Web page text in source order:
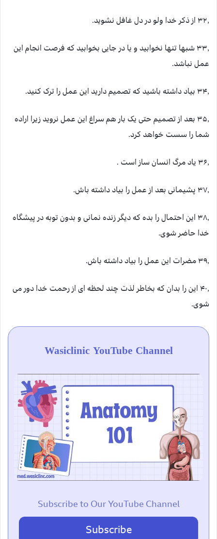
۳۲٫ از ذکر خدا ولو در دل غافل نشوید.
۳۳٫ شبها تنها نخوابید و یا در جایی بخوابید که فرصت انجام این
عمل نباشد.
۳۴٫ بیاد داشته باشید که تصمیم دارید این عمل را ترک کنید.
۳۵٫ بعد از تصمیم حتی یک بار هم سراغ این عمل نروید زیرا اراده
شما را سست خواهد کرد.
۳۶٫ یاد مرگ انسان ساز است .
۳۷٫ پشیمانی بعد از عمل را بیاد داشته باش.
۳۸٫ این احتمال را بده که دیگر زنده نمانی و بدون توبه در پیشگاه
خدا حاضر شوی.
۳۹٫ مضرات این عمل را بیاد داشته باش.
۴۰٫ این را بدان که بخاطر لذت چند لحظه ای از رحمت خدا دور می
شوی.
Wasiclinic YouTube Channel
Subscribe to Our YouTube Channel
Subscribe